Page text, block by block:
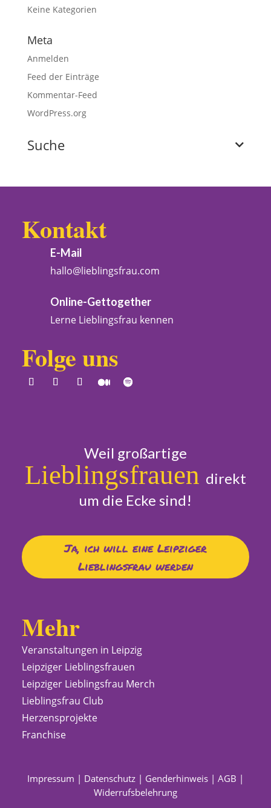
Keine Kategorien
Meta
Anmelden
Feed der Einträge
Kommentar-Feed
WordPress.org
Suche
Kontakt
E-Mail
hallo@lieblingsfrau.com
Online-Gettogether
Lerne Lieblingsfrau kennen
Folge uns
Weil großartige
Lieblingsfrauen direkt
um die Ecke sind!
Ja, ich will eine Leipziger
Lieblingsfrau werden
Mehr
Veranstaltungen in Leipzig
Leipziger Lieblingsfrauen
Leipziger Lieblingsfrau Merch
Lieblingsfrau Club
Herzensprojekte
Franchise
Impressum | Datenschutz| Genderhinweis| AGB |
Widerrufsbelehrung